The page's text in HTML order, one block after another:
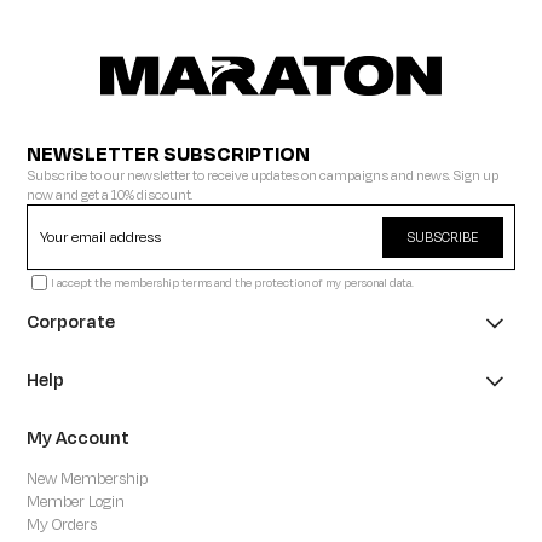
NEWSLETTER SUBSCRIPTION
Subscribe to our newsletter to receive updates on campaigns and news. Sign up
now and get a 10% discount.
SUBSCRIBE
I accept the membership terms and the protection of my personal data.
Corporate
Help
My Account
New Membership
Member Login
My Orders